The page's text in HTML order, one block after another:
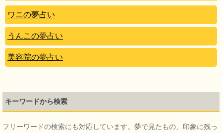
ワニの夢占い
うんこの夢占い
美容院の夢占い
キーワードから検索
フリーワードの検索にも対応しています。夢で見たもの、印象に残っ